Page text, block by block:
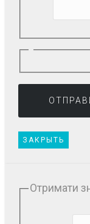
ЗАКРЫТЬ
Отримати